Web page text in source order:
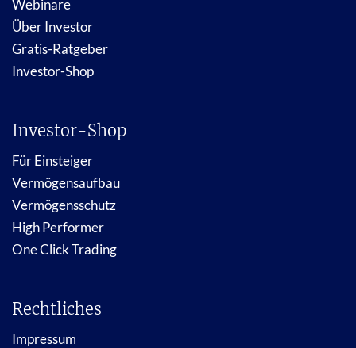
Webinare
Über Investor
Gratis-Ratgeber
Investor-Shop
Investor-Shop
Für Einsteiger
Vermögensaufbau
Vermögensschutz
High Performer
One Click Trading
Rechtliches
Impressum